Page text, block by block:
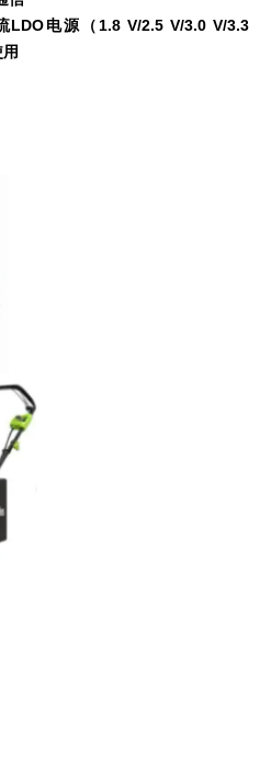
LDO电源（1.8 V/2.5 V/3.0 V/3.3